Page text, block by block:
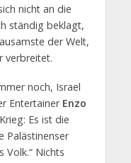
nicht an die
ständig beklagt,
der Welt,
verbreitet.
noch, Israel
Entertainer Enzo
Es ist die
Palästinenser
Volk.“ Nichts